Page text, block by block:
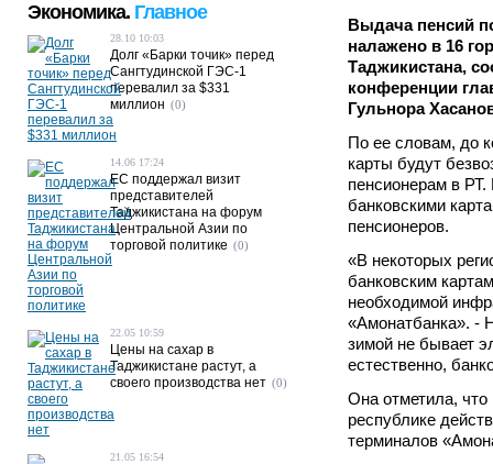
Выдача пенсий
налажено в 16
Таджикистана,
конференции
Гульнора
По ее словам, до
карты будут
пенсионерам в
банковскими
пенсионеров.
«В некоторых
банковским
необходимой
«Амонатбанка». -
зимой не бывает
естественно,
Она отметила,
республике
терминалов
Экономика. Главное
28.10 10:03
Долг «Барки точик» перед
Сангтудинской ГЭС-1
перевалил за $331
миллион (0)
14.06 17:24
ЕС поддержал визит
представителей
Таджикистана на форум
Центральной Азии по
торговой политике (0)
22.05 10:59
Цены на сахар в
Таджикистане растут, а
своего производства нет (0)
21.05 16:54